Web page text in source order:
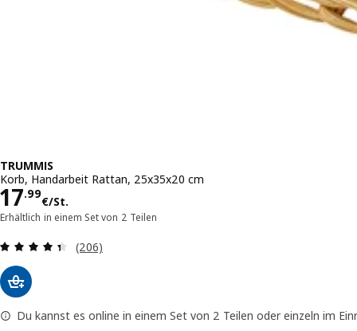
TRUMMIS
Korb, Handarbeit Rattan, 25x35x20 cm
17.99
€/St.
Preis 17.99€/St.
Erhältlich in einem Set von 2 Teilen
Bewertungen: 4.4 von 5 Sternen. Bewertungen
(206)
Du kannst es online in einem Set von 2 Teilen oder einzeln im